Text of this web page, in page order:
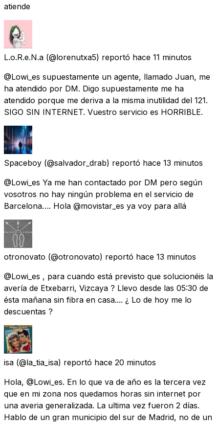
atiende
L.o.R.e.N.a (@lorenutxa5) reportó hace 11 minutos
@Lowi_es supuestamente un agente, llamado Juan, me
ha atendido por DM. Digo supuestamente me ha
atendido porque me deriva a la misma inutilidad del 121.
SIGO SIN INTERNET. Vuestro servicio es HORRIBLE.
Spaceboy (@salvador_drab) reportó hace 13 minutos
@Lowi_es Ya me han contactado por DM pero según
vosotros no hay ningún problema en el servicio de
Barcelona…. Hola @movistar_es ya voy para allá
otronovato (@otronovato) reportó hace 13 minutos
@Lowi_es , para cuando está previsto que solucionéis la
avería de Etxebarri, Vizcaya ? Llevo desde las 05:30 de
ésta mañana sin fibra en casa.... ¿ Lo de hoy me lo
descuentas ?
isa (@la_tia_isa) reportó hace 20 minutos
Hola, @Lowi_es. En lo que va de año es la tercera vez
que en mi zona nos quedamos horas sin internet por
una averia generalizada. La ultima vez fueron 2 días.
Hablo de un gran municipio del sur de Madrid, no de un